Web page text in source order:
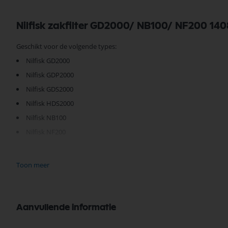
Nilfisk zakfilter GD2000/ NB100/ NF200
Geschikt voor de volgende types:
Nilfisk GD2000
Nilfisk GDP2000
Nilfisk GDS2000
Nilfisk HDS2000
Nilfisk NB100
Toon meer
Aanvullende informatie